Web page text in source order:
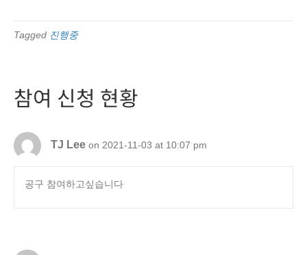
Tagged 진행중
참여 신청 현황
TJ Lee on 2021-11-03 at 10:07 pm
공구 참여하고싶습니다